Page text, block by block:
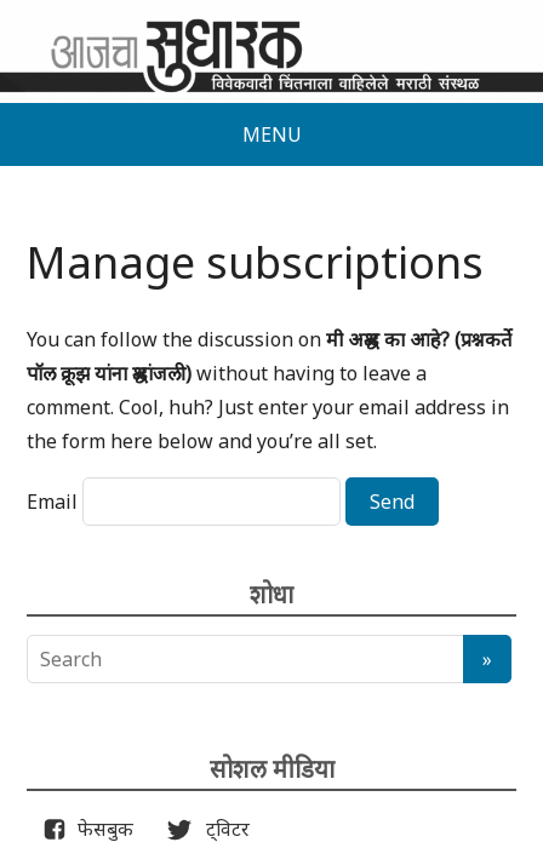
MENU
Manage subscriptions
You can follow the discussion onमी अश्रद्ध का आहे? (प्रश्नकर्ते
पॉल क्रूझ यांना श्रद्धांजली)without having to leave a
comment. Cool, huh? Just enter your email address in
the form here below and you’re all set.
Email
शोधा
सोशल मीडिया
फेसबुक ट्विटर